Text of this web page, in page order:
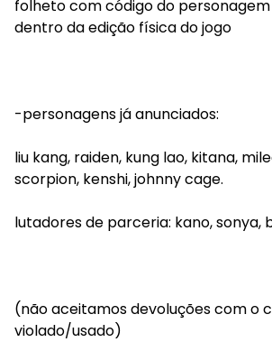
folheto com código do
dentro da edição física do jogo
-personagens já anunciados:
liu kang, raiden, kung lao, kitana,
scorpion, kenshi, johnny cage.
lutadores de parceria: kano, sonya,
(não aceitamos devoluções com o
violado/usado)